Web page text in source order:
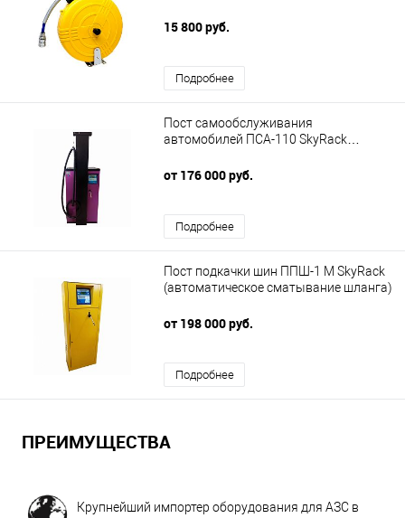
15 800 руб.
Подробнее
Пост самообслуживания
автомобилей ПСА-110 SkyRack
от 176 000 руб.
Подробнее
Пост подкачки шин ППШ-1 М SkyRack
(автоматическое сматывание шланга)
от 198 000 руб.
Подробнее
ПРЕИМУЩЕСТВА
Крупнейший импортер оборудования для АЗС в